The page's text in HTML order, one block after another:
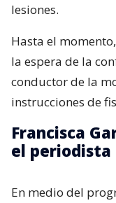
lesiones.
Hasta el
la espera de la
conductor de la
instrucciones de
Francisca
el periodista
En medio del